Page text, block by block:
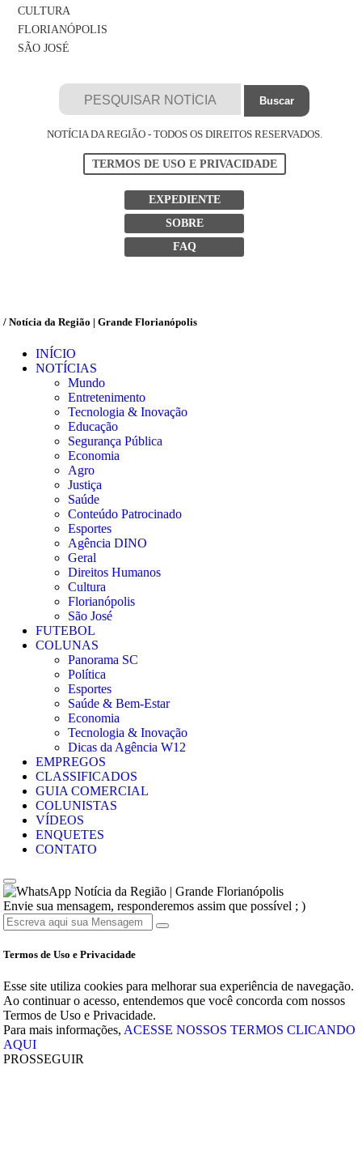
CULTURA
FLORIANÓPOLIS
SÃO JOSÉ
NOTÍCIA DA REGIÃO - TODOS OS DIREITOS RESERVADOS.
TERMOS DE USO E PRIVACIDADE
EXPEDIENTE
SOBRE
FAQ
/ Notícia da Região | Grande Florianópolis
INÍCIO
NOTÍCIAS
Mundo
Entretenimento
Tecnologia & Inovação
Educação
Segurança Pública
Economia
Agro
Justiça
Saúde
Conteúdo Patrocinado
Esportes
Agência DINO
Geral
Direitos Humanos
Cultura
Florianópolis
São José
FUTEBOL
COLUNAS
Panorama SC
Política
Esportes
Saúde & Bem-Estar
Economia
Tecnologia & Inovação
Dicas da Agência W12
EMPREGOS
CLASSIFICADOS
GUIA COMERCIAL
COLUNISTAS
VÍDEOS
ENQUETES
CONTATO
Notícia da Região | Grande Florianópolis
Envie sua mensagem, responderemos assim que possível ; )
Termos de Uso e Privacidade
Esse site utiliza cookies para melhorar sua experiência de navegação.
Ao continuar o acesso, entendemos que você concorda com nossos
Termos de Uso e Privacidade.
Para mais informações, ACESSE NOSSOS TERMOS CLICANDO
AQUI
PROSSEGUIR